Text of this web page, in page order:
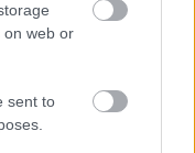
on web or
sent to